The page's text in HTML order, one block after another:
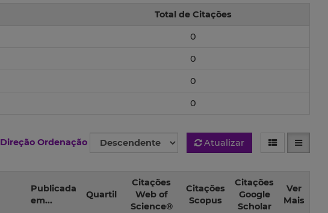
Total de Citações
0
0
0
0
Direção Ordenação Atualizar
Publicada
em...
Quartil
Citações
Web of
Science®
Citações
Scopus
Citações
Google
Scholar
Ver
Mais